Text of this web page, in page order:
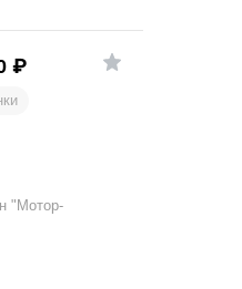
₽
"Мотор-